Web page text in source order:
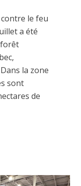
le feu
a été
la zone
sont
de